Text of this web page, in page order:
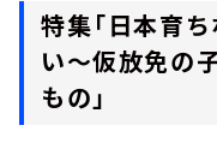
特集「日本育
い～仮放免の
もの」